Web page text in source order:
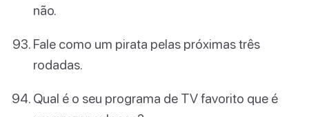
não.
Fale como um pirata pelas próximas três
rodadas.
Qual é o seu programa de TV favorito que é